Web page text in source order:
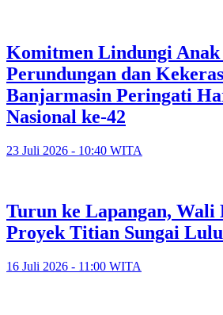
Komitmen Lindungi
Perundungan dan
Banjarmasin Peringati
Nasional ke-42
23 Juli 2026 - 10:40 WITA
Turun ke Lapangan, Wali
Proyek Titian Sungai
16 Juli 2026 - 11:00 WITA